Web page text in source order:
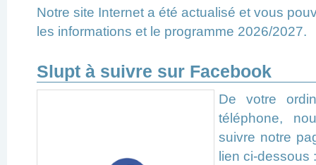
Notre site Internet a été actualisé et vous
les informations et le programme 2026/2027.
Slupt à suivre sur Facebook
De votre
téléphone,
suivre notre
lien ci-dessous :